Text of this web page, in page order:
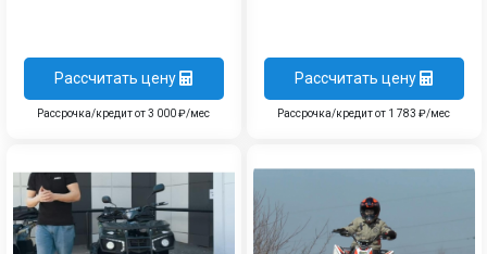
Рассчитать цену
Рассрочка/кредит от 3 000 ₽/мес
Рассчитать цену
Рассрочка/кредит от 1 783 ₽/мес